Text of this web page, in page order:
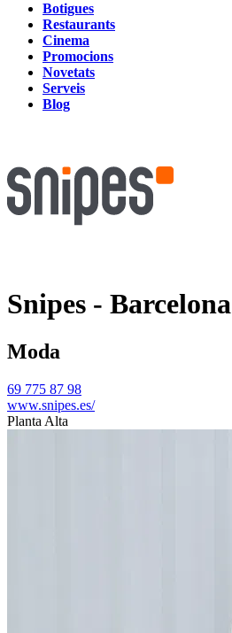
Botigues
Restaurants
Cinema
Promocions
Novetats
Serveis
Blog
Snipes - Barcelona
Moda
69 775 87 98
www.snipes.es/
Planta Alta